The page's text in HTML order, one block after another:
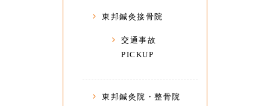
東邦鍼灸接骨院
交通事故
PICKUP
東邦鍼灸院・整骨院